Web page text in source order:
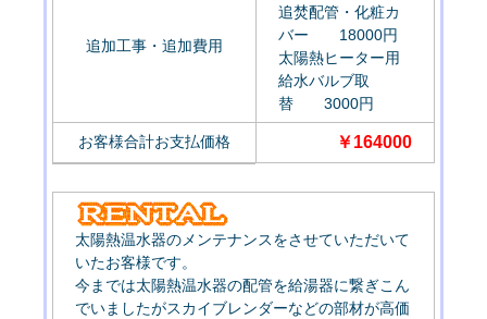
追加工事・追加費用
追焚配管・化粧カ
バー 18000円
太陽熱ヒーター用
給水バルブ取
替 3000円
お客様合計お支払価格 ￥164000
太陽熱温水器のメンテナンスをさせていただいて
いたお客様です。
今までは太陽熱温水器の配管を給湯器に繋ぎこん
でいましたがスカイブレンダーなどの部材が高価